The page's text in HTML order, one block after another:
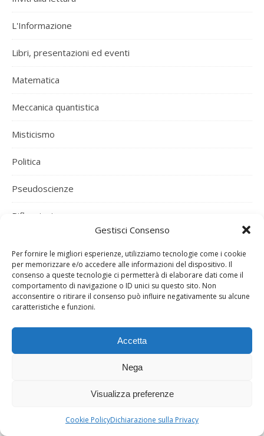
Gestisci Consenso
Per fornire le migliori esperienze, utilizziamo tecnologie come i cookie
per memorizzare e/o accedere alle informazioni del dispositivo. Il
consenso a queste tecnologie ci permetterà di elaborare dati come il
comportamento di navigazione o ID unici su questo sito. Non
acconsentire o ritirare il consenso può influire negativamente su alcune
caratteristiche e funzioni.
Accetta
Nega
Visualizza preferenze
Cookie PolicyDichiarazione sulla Privacy
L'Informazione
Libri, presentazioni ed eventi
Matematica
Meccanica quantistica
Misticismo
Politica
Pseudoscienze
Riflessioni
Tasse e Burocrazia
Tecnologia
Varie ed Eventuali